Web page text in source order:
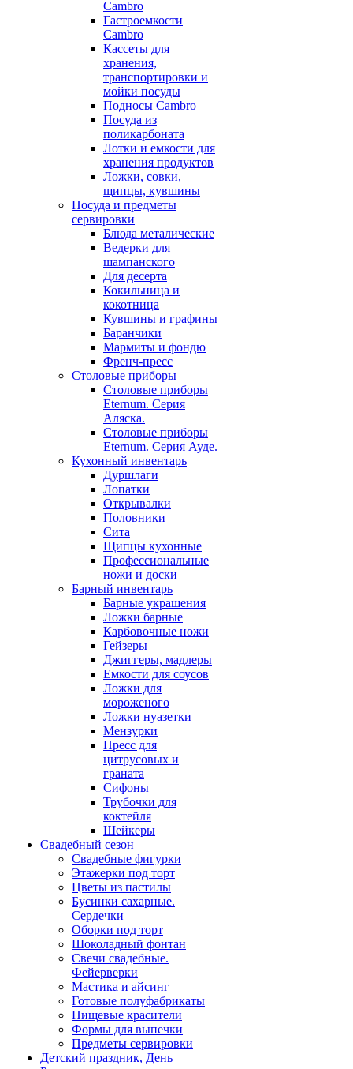
Cambro
Гастроемкости
Cambro
Кассеты для
хранения,
транспортировки и
мойки посуды
Подносы Cambro
Посуда из
поликарбоната
Лотки и емкости для
хранения продуктов
Ложки, совки,
щипцы, кувшины
Посуда и предметы
сервировки
Блюда металические
Ведерки для
шампанского
Для десерта
Кокильница и
кокотница
Кувшины и графины
Баранчики
Мармиты и фондю
Френч-пресс
Столовые приборы
Столовые приборы
Eternum. Серия
Аляска.
Столовые приборы
Eternum. Серия Ауде.
Кухонный инвентарь
Дуршлаги
Лопатки
Открывалки
Половники
Сита
Щипцы кухонные
Профессиональные
ножи и доски
Барный инвентарь
Барные украшения
Ложки барные
Карбовочные ножи
Гейзеры
Джиггеры, мадлеры
Емкости для соусов
Ложки для
мороженого
Ложки нуазетки
Мензурки
Пресс для
цитрусовых и
граната
Сифоны
Трубочки для
коктейля
Шейкеры
Свадебный сезон
Свадебные фигурки
Этажерки под торт
Цветы из пастилы
Бусинки сахарные.
Сердечки
Оборки под торт
Шоколадный фонтан
Свечи свадебные.
Фейерверки
Мастика и айсинг
Готовые полуфабрикаты
Пищевые красители
Формы для выпечки
Предметы сервировки
Детский праздник, День